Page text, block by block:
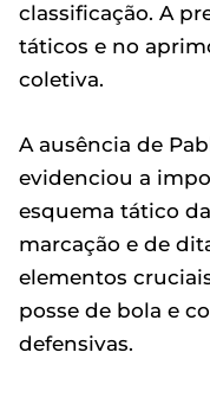
classificação. A
táticos e no
coletiva.
A ausência de
evidenciou a
esquema tático
marcação e de
elementos
posse de bola e
defensivas.